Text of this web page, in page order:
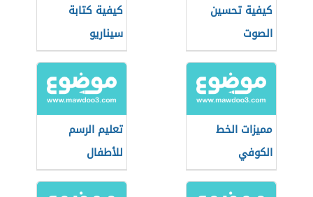
كيفية تحسين
الصوت
كيفية كتابة
سيناريو
مميزات الخط
الكوفي
تعليم الرسم
للأطفال